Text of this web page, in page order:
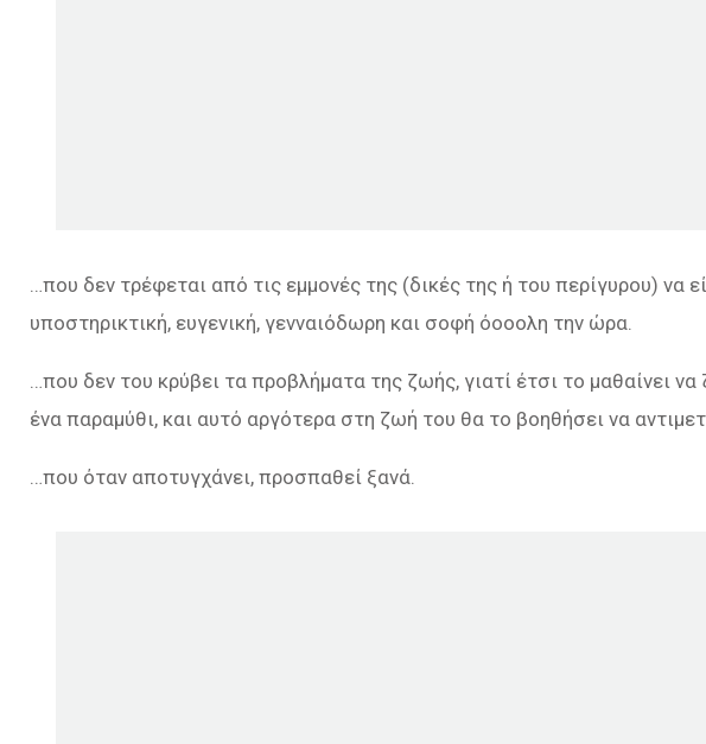
…που δεν τρέφεται από τις εμμονές της (δικές της ή του περίγυρου) να
υποστηρικτική, ευγενική, γενναιόδωρη και σοφή όοοολη την ώρα.
…που δεν του κρύβει τα προβλήματα της ζωής, γιατί έτσι το μαθαίνει
ένα παραμύθι, και αυτό αργότερα στη ζωή του θα το βοηθήσει να
…που όταν αποτυγχάνει, προσπαθεί ξανά.